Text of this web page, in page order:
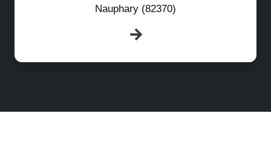
Nauphary (82370)